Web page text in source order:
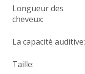
Longueur des
cheveux:
La capacité auditive:
Taille: